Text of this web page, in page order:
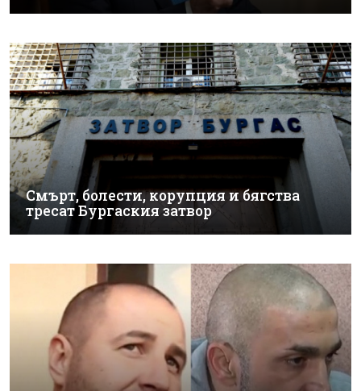
Смърт, болести, корупция и бягства
тресат Бургаския затвор